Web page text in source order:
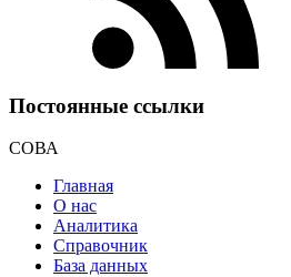
Постоянные ссылки
СОВА
Главная
О нас
Аналитика
Справочник
База данных